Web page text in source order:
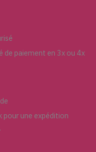
paiement en 3x ou 4x
pour une expédition